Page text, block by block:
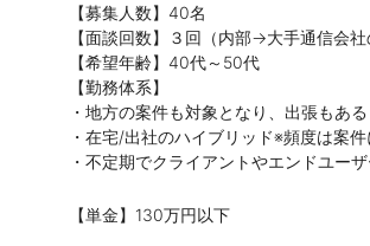
【募集人数】40名
【面談回数】３回（内部→大手通信会
【希望年齢】40代～50代
【勤務体系】
・地方の案件も対象となり、出張もある
・在宅/出社のハイブリッド※頻度は案件
・不定期でクライアントやエンドユーザ
【単金】130万円以下